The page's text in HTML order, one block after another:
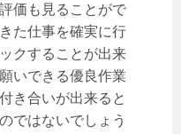
価も見ることがで
た仕事を確実に行
クすることが出来
いできる優良作業
き合いが出来ると
ではないでしょう